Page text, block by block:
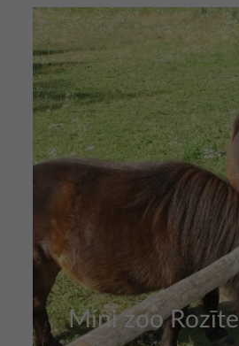
Mini zoo Rozīte